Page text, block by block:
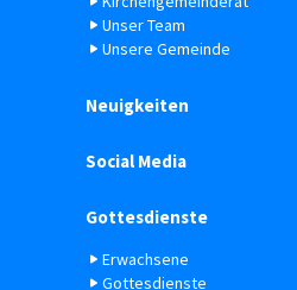
Unser Team
Unsere Gemeinde
Neuigkeiten
Social Media
Gottesdienste
Erwachsene
Gottesdienste